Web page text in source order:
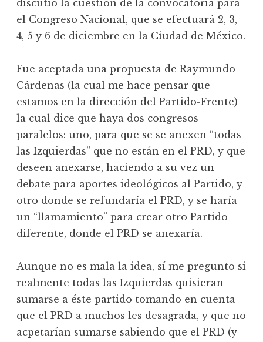
discutió la cuestión de la convocatoria para
el Congreso Nacional, que se efectuará 2, 3,
4, 5 y 6 de diciembre en la Ciudad de México.
Fue aceptada una propuesta de Raymundo
Cárdenas (la cual me hace pensar que
estamos en la dirección del Partido-Frente)
la cual dice que haya dos congresos
paralelos: uno, para que se se anexen “todas
las Izquierdas” que no están en el PRD, y que
deseen anexarse, haciendo a su vez un
debate para aportes ideológicos al Partido, y
otro donde se refundaría el PRD, y se haría
un “llamamiento” para crear otro Partido
diferente, donde el PRD se anexaría.
Aunque no es mala la idea, sí me pregunto si
realmente todas las Izquierdas quisieran
sumarse a éste partido tomando en cuenta
que el PRD a muchos les desagrada, y que no
acpetarían sumarse sabiendo que el PRD (y